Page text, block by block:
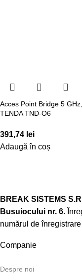
Acces Point Bridge 5
TENDA TND-O6
391,74 lei
Adaugă în coș
BREAK SISTEMS
Busuiocului nr. 6.
numărul de înregistrare
Companie
Despre noi